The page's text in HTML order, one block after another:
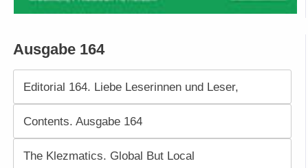
Ausgabe 164
Editorial 164. Liebe Leserinnen und Leser,
Contents. Ausgabe 164
The Klezmatics. Global But Local